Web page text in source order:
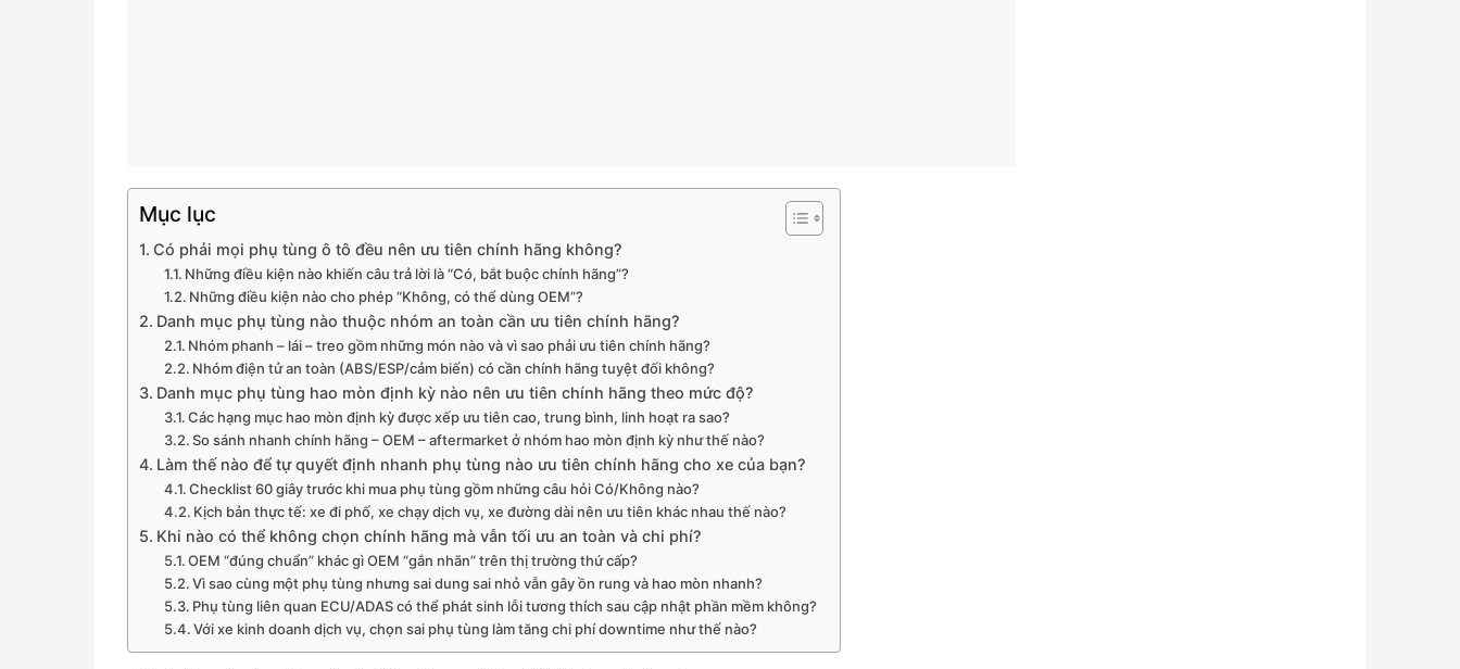
Mục lục
Có phải mọi phụ tùng ô tô đều nên ưu tiên chính hãng không?
Những điều kiện nào khiến câu trả lời là “Có, bắt buộc chính hãng”?
Những điều kiện nào cho phép “Không, có thể dùng OEM”?
Danh mục phụ tùng nào thuộc nhóm an toàn cần ưu tiên chính hãng?
Nhóm phanh – lái – treo gồm những món nào và vì sao phải ưu tiên chính hãng?
Nhóm điện tử an toàn (ABS/ESP/cảm biến) có cần chính hãng tuyệt đối không?
Danh mục phụ tùng hao mòn định kỳ nào nên ưu tiên chính hãng theo mức độ?
Các hạng mục hao mòn định kỳ được xếp ưu tiên cao, trung bình, linh hoạt ra sao?
So sánh nhanh chính hãng – OEM – aftermarket ở nhóm hao mòn định kỳ như thế nào?
Làm thế nào để tự quyết định nhanh phụ tùng nào ưu tiên chính hãng cho xe của bạn?
Checklist 60 giây trước khi mua phụ tùng gồm những câu hỏi Có/Không nào?
Kịch bản thực tế: xe đi phố, xe chạy dịch vụ, xe đường dài nên ưu tiên khác nhau thế nào?
Khi nào có thể không chọn chính hãng mà vẫn tối ưu an toàn và chi phí?
OEM “đúng chuẩn” khác gì OEM “gắn nhãn” trên thị trường thứ cấp?
Vì sao cùng một phụ tùng nhưng sai dung sai nhỏ vẫn gây ồn rung và hao mòn nhanh?
Phụ tùng liên quan ECU/ADAS có thể phát sinh lỗi tương thích sau cập nhật phần mềm không?
Với xe kinh doanh dịch vụ, chọn sai phụ tùng làm tăng chi phí downtime như thế nào?